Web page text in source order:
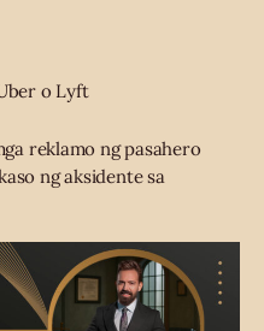
o Lyft
reklamo ng pasahero
ng aksidente sa